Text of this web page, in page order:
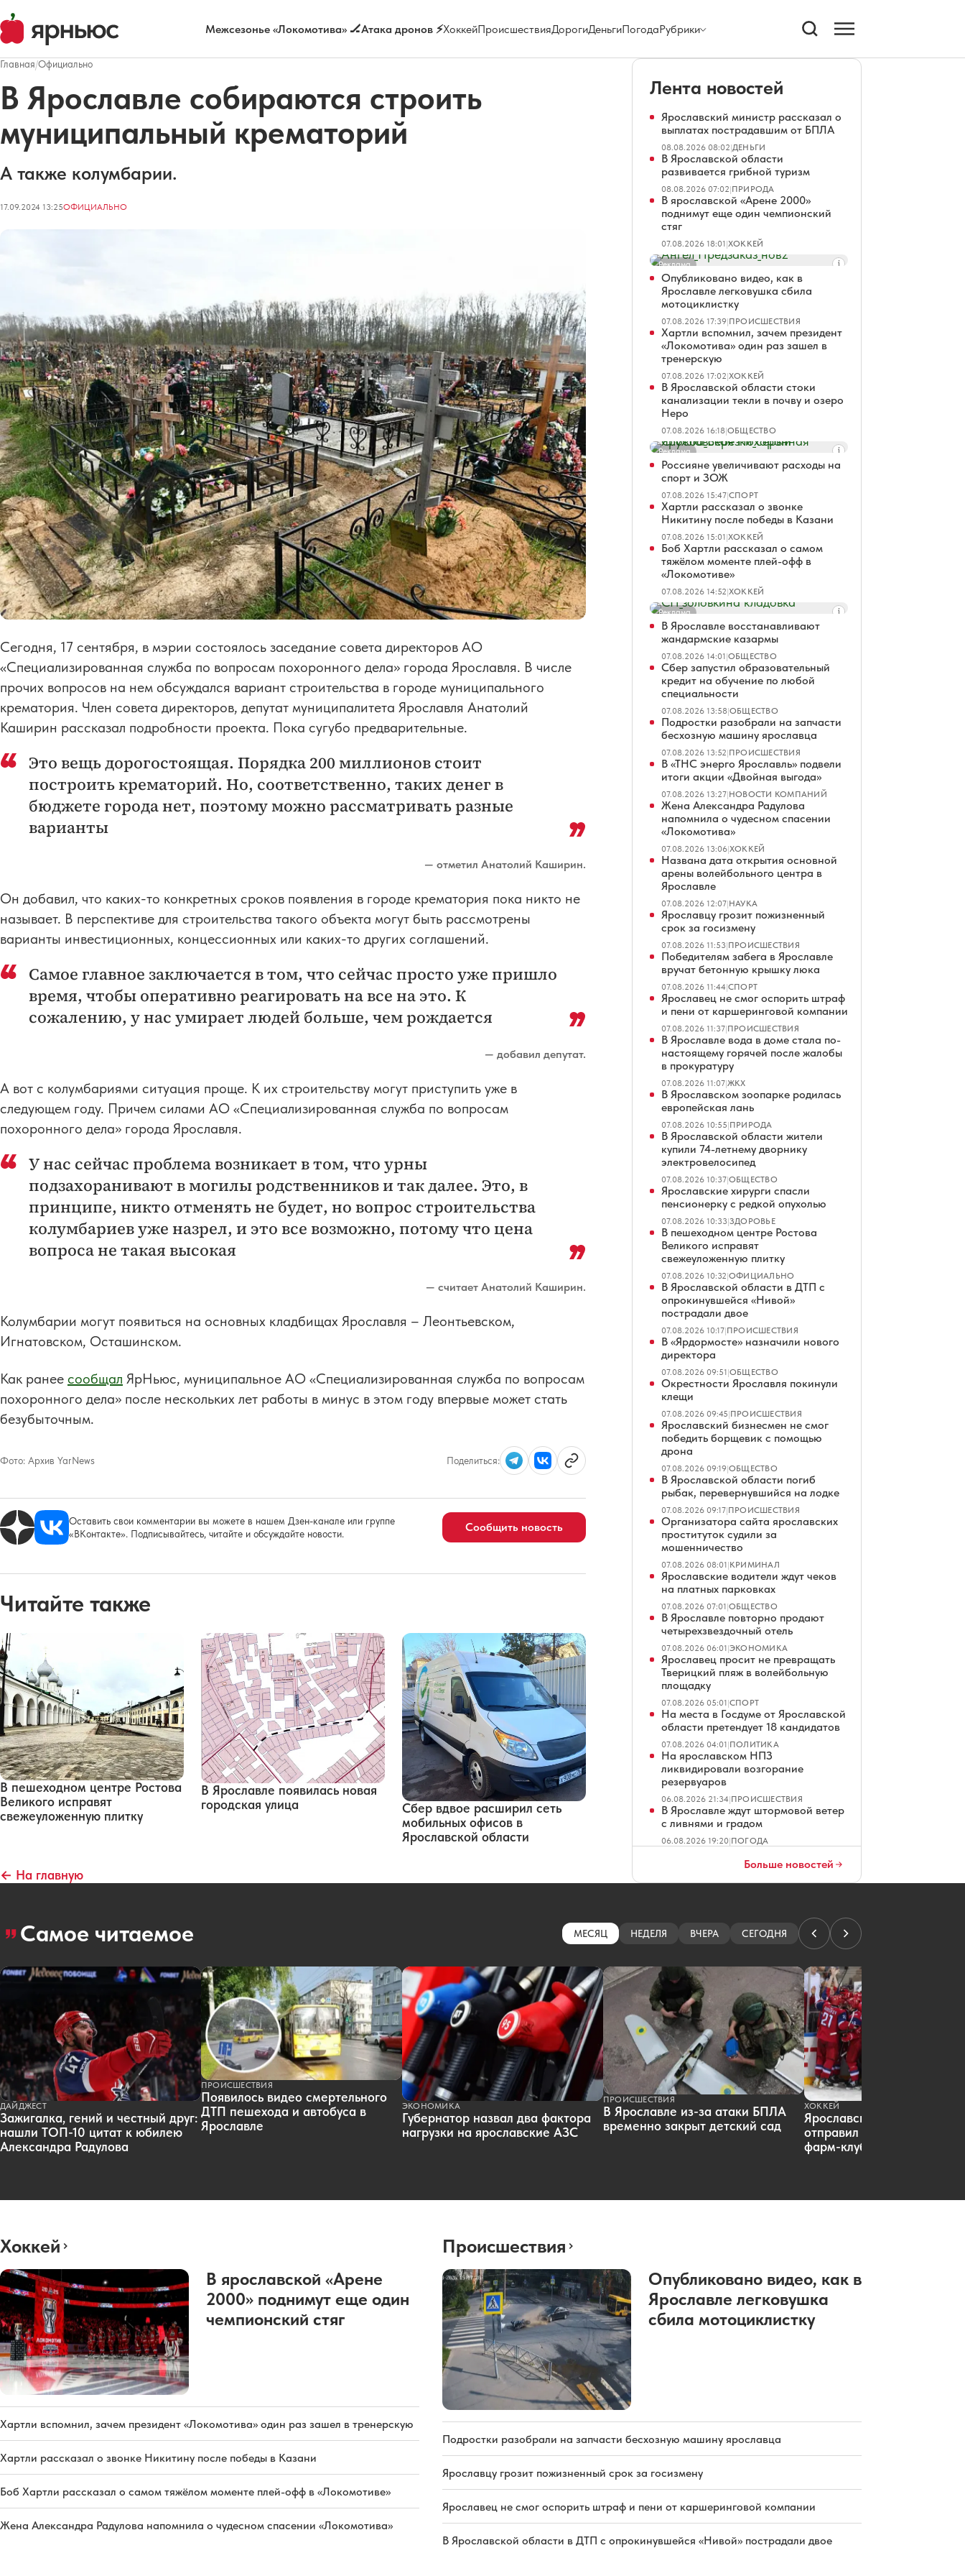
Межсезонье «Локомотива» 🏒Атака дронов ⚡ХоккейПроисшествияДорогиДеньгиПогодаРубрики
Главная/Официально
В Ярославле собираются строить
муниципальный крематорий
А также колумбарии.
17.09.2024 13:25ОФИЦИАЛЬНО
Сегодня, 17 сентября, в мэрии состоялось заседание совета директоров АО
«Специализированная служба по вопросам похоронного дела» города Ярославля. В числе
прочих вопросов на нем обсуждался вариант строительства в городе муниципального
крематория. Член совета директоров, депутат муниципалитета Ярославля Анатолий
Каширин рассказал подробности проекта. Пока сугубо предварительные.
Это вещь дорогостоящая. Порядка 200 миллионов стоит
построить крематорий. Но, соответственно, таких денег в
бюджете города нет, поэтому можно рассматривать разные
варианты
— отметил Анатолий Каширин.
Он добавил, что каких-то конкретных сроков появления в городе крематория пока никто не
называет. В перспективе для строительства такого объекта могут быть рассмотрены
варианты инвестиционных, концессионных или каких-то других соглашений.
Самое главное заключается в том, что сейчас просто уже пришло
время, чтобы оперативно реагировать на все на это. К
сожалению, у нас умирает людей больше, чем рождается
— добавил депутат.
А вот с колумбариями ситуация проще. К их строительству могут приступить уже в
следующем году. Причем силами АО «Специализированная служба по вопросам
похоронного дела» города Ярославля.
У нас сейчас проблема возникает в том, что урны
подзахоранивают в могилы родственников и так далее. Это, в
принципе, никто отменять не будет, но вопрос строительства
колумбариев уже назрел, и это все возможно, потому что цена
вопроса не такая высокая
— считает Анатолий Каширин.
Колумбарии могут появиться на основных кладбищах Ярославля – Леонтьевском,
Игнатовском, Осташинском.
Как ранее сообщал ЯрНьюс, муниципальное АО «Специализированная служба по вопросам
похоронного дела» после нескольких лет работы в минус в этом году впервые может стать
безубыточным.
Фото: Архив YarNews Поделиться:
Оставить свои комментарии вы можете в нашем Дзен-канале или группе
«ВКонтакте». Подписывайтесь, читайте и обсуждайте новости.
Сообщить новость
Читайте также
В пешеходном центре Ростова
Великого исправят
свежеуложенную плитку
В Ярославле появилась новая
городская улица
Сбер вдвое расширил сеть
мобильных офисов в
Ярославской области
← На главную
Лента новостей
Ярославский министр рассказал о
выплатах пострадавшим от БПЛА
08.08.2026 08:02|ДЕНЬГИ
В Ярославской области
развивается грибной туризм
08.08.2026 07:02|ПРИРОДА
В ярославской «Арене 2000»
поднимут еще один чемпионский
стяг
07.08.2026 18:01|ХОККЕЙ
Реклама
Опубликовано видео, как в
Ярославле легковушка сбила
мотоциклистку
07.08.2026 17:39|ПРОИСШЕСТВИЯ
Хартли вспомнил, зачем президент
«Локомотива» один раз зашел в
тренерскую
07.08.2026 17:02|ХОККЕЙ
В Ярославской области стоки
канализации текли в почву и озеро
Неро
07.08.2026 16:18|ОБЩЕСТВО
Реклама
Россияне увеличивают расходы на
спорт и ЗОЖ
07.08.2026 15:47|СПОРТ
Хартли рассказал о звонке
Никитину после победы в Казани
07.08.2026 15:01|ХОККЕЙ
Боб Хартли рассказал о самом
тяжёлом моменте плей-офф в
«Локомотиве»
07.08.2026 14:52|ХОККЕЙ
Реклама
В Ярославле восстанавливают
жандармские казармы
07.08.2026 14:01|ОБЩЕСТВО
Сбер запустил образовательный
кредит на обучение по любой
специальности
07.08.2026 13:58|ОБЩЕСТВО
Подростки разобрали на запчасти
бесхозную машину ярославца
07.08.2026 13:52|ПРОИСШЕСТВИЯ
В «ТНС энерго Ярославль» подвели
итоги акции «Двойная выгода»
07.08.2026 13:27|НОВОСТИ КОМПАНИЙ
Жена Александра Радулова
напомнила о чудесном спасении
«Локомотива»
07.08.2026 13:06|ХОККЕЙ
Названа дата открытия основной
арены волейбольного центра в
Ярославле
07.08.2026 12:07|НАУКА
Ярославцу грозит пожизненный
срок за госизмену
07.08.2026 11:53|ПРОИСШЕСТВИЯ
Победителям забега в Ярославле
вручат бетонную крышку люка
07.08.2026 11:44|СПОРТ
Ярославец не смог оспорить штраф
и пени от каршеринговой компании
07.08.2026 11:37|ПРОИСШЕСТВИЯ
В Ярославле вода в доме стала по-
настоящему горячей после жалобы
в прокуратуру
07.08.2026 11:07|ЖКХ
В Ярославском зоопарке родилась
европейская лань
07.08.2026 10:55|ПРИРОДА
В Ярославской области жители
купили 74-летнему дворнику
электровелосипед
07.08.2026 10:37|ОБЩЕСТВО
Ярославские хирурги спасли
пенсионерку с редкой опухолью
07.08.2026 10:33|ЗДОРОВЬЕ
В пешеходном центре Ростова
Великого исправят
свежеуложенную плитку
07.08.2026 10:32|ОФИЦИАЛЬНО
В Ярославской области в ДТП с
опрокинувшейся «Нивой»
пострадали двое
07.08.2026 10:17|ПРОИСШЕСТВИЯ
В «Ярдормосте» назначили нового
директора
07.08.2026 09:51|ОБЩЕСТВО
Окрестности Ярославля покинули
клещи
07.08.2026 09:45|ПРОИСШЕСТВИЯ
Ярославский бизнесмен не смог
победить борщевик с помощью
дрона
07.08.2026 09:19|ОБЩЕСТВО
В Ярославской области погиб
рыбак, перевернувшийся на лодке
07.08.2026 09:17|ПРОИСШЕСТВИЯ
Организатора сайта ярославских
проституток судили за
мошенничество
07.08.2026 08:01|КРИМИНАЛ
Ярославские водители ждут чеков
на платных парковках
07.08.2026 07:01|ОБЩЕСТВО
В Ярославле повторно продают
четырехзвездочный отель
07.08.2026 06:01|ЭКОНОМИКА
Ярославец просит не превращать
Тверицкий пляж в волейбольную
площадку
07.08.2026 05:01|СПОРТ
На места в Госдуме от Ярославской
области претендует 18 кандидатов
07.08.2026 04:01|ПОЛИТИКА
На ярославском НПЗ
ликвидировали возгорание
резервуаров
06.08.2026 21:34|ПРОИСШЕСТВИЯ
В Ярославле ждут штормовой ветер
с ливнями и градом
06.08.2026 19:20|ПОГОДА
раздеться в ярославском торговом
проспекте
влияет на спрос россиян
06.08.2026 18:00 НОВОСТИ КОМПАНИЙ
«Локомотив» сыграет в самом
раннем матче открытия сезона КХЛ
06.08.2026 17:19 |ХОККЕЙ
Экс-работница аптеки отсудила
почти 800 тысяч за увольнение
06.08.2026 17:13| ОБЩЕСТВО
Больше новостей
Самое читаемое МЕСЯЦ НЕДЕЛЯ ВЧЕРА СЕГОДНЯ
ДАЙДЖЕСТ
Зажигалка, гений и честный друг:
нашли ТОП-10 цитат к юбилею
Александра Радулова
ПРОИСШЕСТВИЯ
Появилось видео смертельного
ДТП пешехода и автобуса в
Ярославле
ЭКОНОМИКА
Губернатор назвал два фактора
нагрузки на ярославские АЗС
ПРОИСШЕСТВИЯ
В Ярославле из-за атаки БПЛА
временно закрыт детский сад
ХОККЕЙ
Ярославский «Локомотив»
отправил пятерых
фарм-клуб
Хоккей
В ярославской «Арене
2000» поднимут еще один
чемпионский стяг
Хартли вспомнил, зачем президент «Локомотива» один раз зашел в тренерскую
Хартли рассказал о звонке Никитину после победы в Казани
Боб Хартли рассказал о самом тяжёлом моменте плей-офф в «Локомотиве»
Жена Александра Радулова напомнила о чудесном спасении «Локомотива»
Происшествия
Опубликовано видео, как в
Ярославле легковушка
сбила мотоциклистку
Подростки разобрали на запчасти бесхозную машину ярославца
Ярославцу грозит пожизненный срок за госизмену
Ярославец не смог оспорить штраф и пени от каршеринговой компании
В Ярославской области в ДТП с опрокинувшейся «Нивой» пострадали двое